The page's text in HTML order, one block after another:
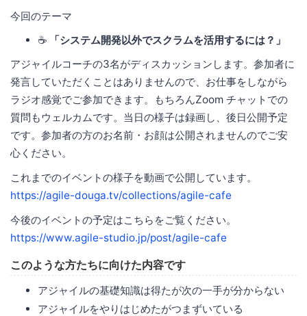
今回のテーマ
☕
「システム開発以外でスクラムを活用するには？」
アジャイルコーチの3名がディスカッションします。参加者に
発言していただくことはありませんので、お仕事をしながら
ラジオ感覚でご参加できます。もちろんZoom チャットでの
質問もウェルカムです。当日の様子は録画し、後日公開予定
です。参加者の方のお名前・お顔は公開されませんのでご安
心ください。
これまでのイベントの様子を動画で公開しています。
https://agile-douga.tv/collections/agile-cafe
今後のイベントの予定はこちらをご覧ください。
https://www.agile-studio.jp/post/agile-cafe
このような方たちに向けた内容です
アジャイルの基礎知識は得たが次の一手が分からない
アジャイルをやりはじめたがつまずいている